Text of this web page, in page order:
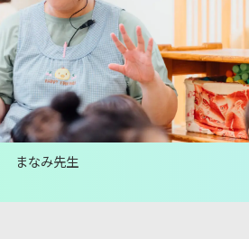
まなみ先生